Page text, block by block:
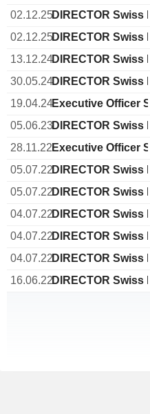
02.12.25DIRECTOR Swiss
02.12.25DIRECTOR Swiss
13.12.24DIRECTOR Swiss
30.05.24DIRECTOR Swiss
19.04.24Executive Officer
05.06.23DIRECTOR Swiss
28.11.22Executive Officer
05.07.22DIRECTOR Swiss
05.07.22DIRECTOR Swiss
04.07.22DIRECTOR Swiss
04.07.22DIRECTOR Swiss
04.07.22DIRECTOR Swiss
16.06.22DIRECTOR Swiss